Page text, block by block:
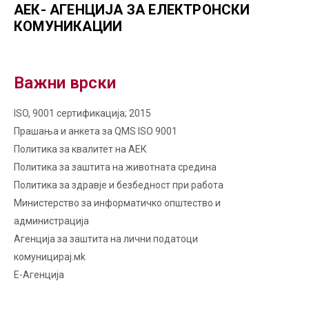
АЕК- АГЕНЦИЈА ЗА ЕЛЕКТРОНСКИ
КОМУНИКАЦИИ
Важни врски
ISO, 9001 сертификација; 2015
Прашања и анкета за QMS ISO 9001
Политика за квалитет на AЕК
Политика за заштита на животната средина
Политика за здравје и безбедност при работа
Министерство за информатичко општество и
администрација
Агенција за заштита на лични податоци
комуницирај.мk
Е-Агенција